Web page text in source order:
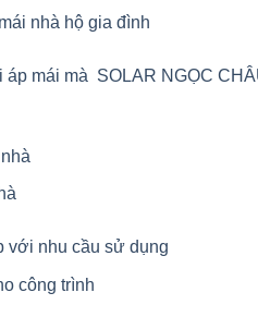
nhà hộ gia đình
mái mà SOLAR NGỌC
với nhu cầu sử dụng
công trình